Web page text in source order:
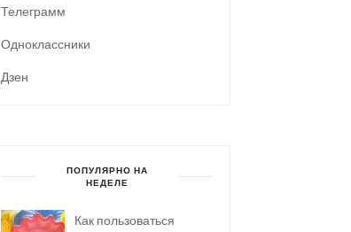
Телеграмм
Одноклассники
Дзен
ПОПУЛЯРНО НА
НЕДЕЛЕ
Как пользоваться